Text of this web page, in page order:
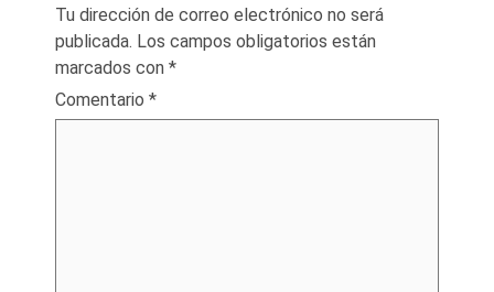
Tu dirección de correo electrónico no será
publicada. Los campos obligatorios están
marcados con *
Comentario *